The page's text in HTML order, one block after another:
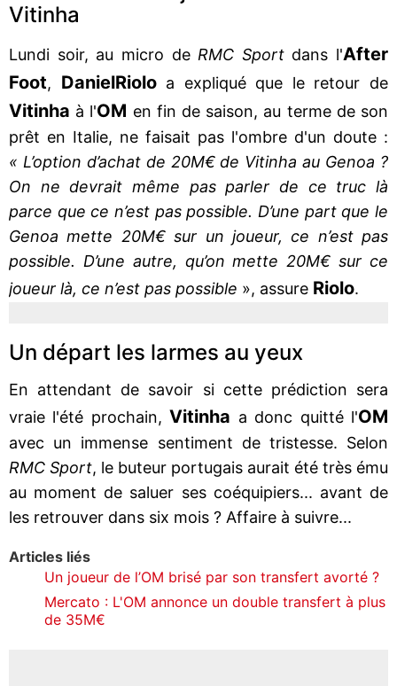
Vitinha
Lundi soir, au micro de RMC Sportdans l'After
Foot, DanielRioloa expliqué que le retour de
Vitinha à l'OM en fin de saison, au terme de son
prêt en Italie, ne faisait pas l'ombre d'un doute :
« L’option d’achat de 20M€ de Vitinha au Genoa ?
On ne devrait même pas parler de ce truc là
parce que ce n’est pas possible. D’une part que le
Genoa mette 20M€ sur un joueur, ce n’est pas
possible. D’une autre, qu’on mette 20M€ sur ce
joueur là, ce n’est pas possible », assure Riolo.
Un départ les larmes au yeux
En attendant de savoir si cette prédiction sera
vraie l'été prochain,Vitinha a donc quitté l'OM
avec un immense sentiment de tristesse. Selon
RMC Sport, le buteur portugais aurait été très ému
au moment de saluer ses coéquipiers... avant de
les retrouver dans six mois ? Affaire à suivre...
Articles liés
Un joueur de l’OM brisé par son transfert avorté ?
Mercato : L'OM annonce un double transfert à plus
de 35M€